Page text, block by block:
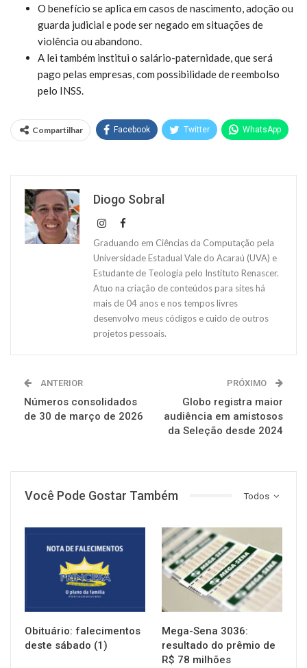
O benefício se aplica em casos de nascimento, adoção ou
guarda judicial e pode ser negado em situações de
violência ou abandono.
A lei também institui o salário-paternidade, que será
pago pelas empresas, com possibilidade de reembolso
pelo INSS.
Compartilhar Facebook Twitter WhatsApp
Diogo Sobral
Graduando em Ciências da Computação pela
Universidade Estadual Vale do Acaraú (UVA) e
Estudante de Teologia pelo Instituto Renascer.
Atuo na criação de conteúdos para sites há
mais de 04 anos e nos tempos livres
desenvolvo meus códigos e cuido de outros
projetos pessoais.
ANTERIOR
Números consolidados
de 30 de março de 2026
PRÓXIMO
Globo registra maior
audiência em amistosos
da Seleção desde 2024
Todos
Você Pode Gostar Também
Obituário: falecimentos
deste sábado (1)
NOTÍCIAS
Mega-Sena 3036:
resultado do prêmio de
R$ 78 milhões